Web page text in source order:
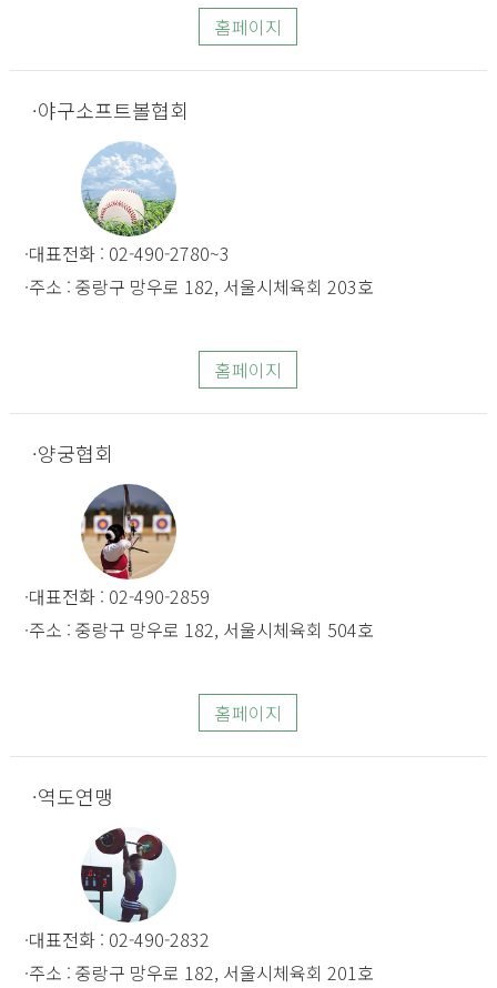
홈페이지
야구소프트볼협회
대표전화 : 02-490-2780~3
주소 : 중랑구 망우로 182, 서울시체육회 203호
홈페이지
양궁협회
대표전화 : 02-490-2859
주소 : 중랑구 망우로 182, 서울시체육회 504호
홈페이지
역도연맹
대표전화 : 02-490-2832
주소 : 중랑구 망우로 182, 서울시체육회 201호